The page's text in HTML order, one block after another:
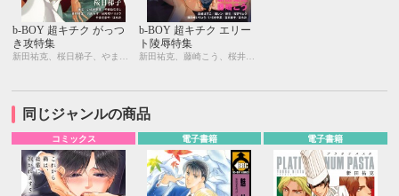
b-BOY 超キチク がっつ
き攻特集
b-BOY 超キチク エリー
ト陵辱特集
新田祐克、藤崎こう、桜井りょう、環 レン、高崎ぼすこ、日向せいりょう、藤生、桜日梯子、いさき李果、はらだ
同じジャンルの商品
コミックス 電子書籍 電子書籍